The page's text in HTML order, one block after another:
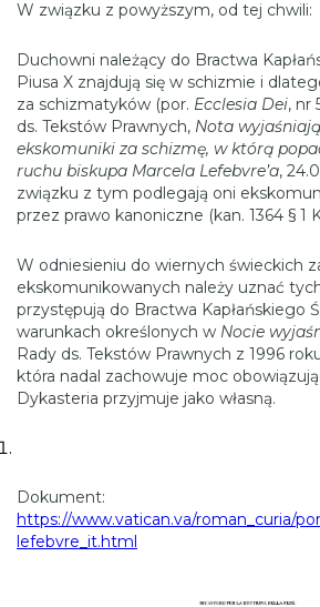
W związku z powyższym, od tej chwili:
Duchowni należący do Bractwa
Piusa X znajdują się w schizmie i
za schizmatyków (por. Ecclesia Dei, nr
ds. Tekstów Prawnych, Nota
ekskomuniki za schizmę, w którą
ruchu biskupa Marcela Lefebvre’a,
związku z tym podlegają oni
przez prawo kanoniczne (kan. 1364 § 1
W odniesieniu do wiernych świeckich
ekskomunikowanych należy uznać
przystępują do Bractwa Kapłańskiego
warunkach określonych w Nocie
Rady ds. Tekstów Prawnych z 1996
która nadal zachowuje moc
Dykasteria przyjmuje jako własną.
Dokument:
https://www.vatican.va/roman_curia/
lefebvre_it.html